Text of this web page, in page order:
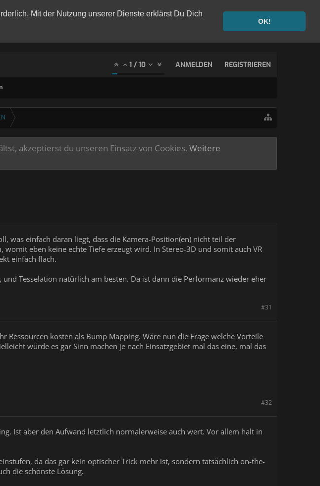
Mit der Nutzung unserer Dienste erklärst Du Dich
OK!
1 / 10 ANMELDEN REGISTRIEREN
akzeptierst du unseren Einsatz von Cookies. Weitere
was einfach daran liegt, dass die Kamera-Position(en) nicht teil der
eben keine echte Tiefe erzeugt wird. In Stereo-3D und somit auch VR
einfach flach.
Tesselation natürlich am besten. Da ist dann die Performanz wieder eher
#31
Ressourcen kosten als Bump Mapping. Wäre nun die Frage welche Vorteile
würde es gar Sinn machen je nach Einsatzgebiet mal das eine, mal das
#32
Ist aber den Aufwand letztlich normalerweise auch wert. Vor allem halt in
da das gar kein optischer Trick mehr ist, sondern tatsächlich on-the-
die schönste Lösung.